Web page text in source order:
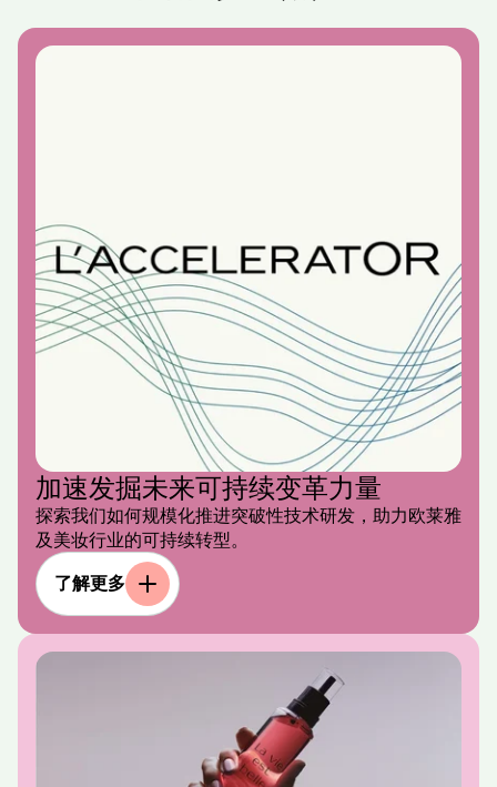
加速发掘未来可持续变革力量
探索我们如何规模化推进突破性技术研发，助力欧莱雅
及美妆行业的可持续转型。
了解更多